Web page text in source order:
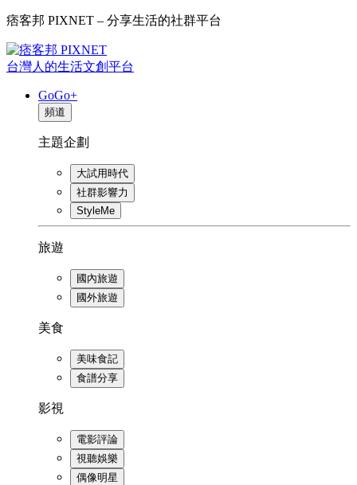
痞客邦 PIXNET – 分享生活的社群平台
台灣人的生活文創平台
GoGo+
頻道
主題企劃
大試用時代
社群影響力
StyleMe
旅遊
國內旅遊
國外旅遊
美食
美味食記
食譜分享
影視
電影評論
視聽娛樂
偶像明星